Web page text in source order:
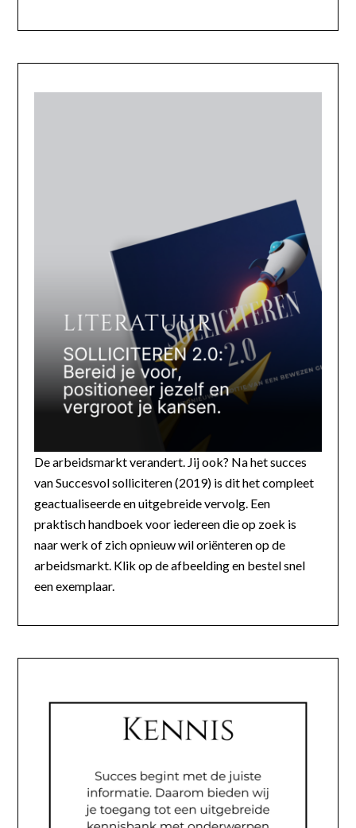
De arbeidsmarkt verandert. Jij ook? Na het succes
van Succesvol solliciteren (2019) is dit het compleet
geactualiseerde en uitgebreide vervolg. Een
praktisch handboek voor iedereen die op zoek is
naar werk of zich opnieuw wil oriënteren op de
arbeidsmarkt. Klik op de afbeelding en bestel snel
een exemplaar.